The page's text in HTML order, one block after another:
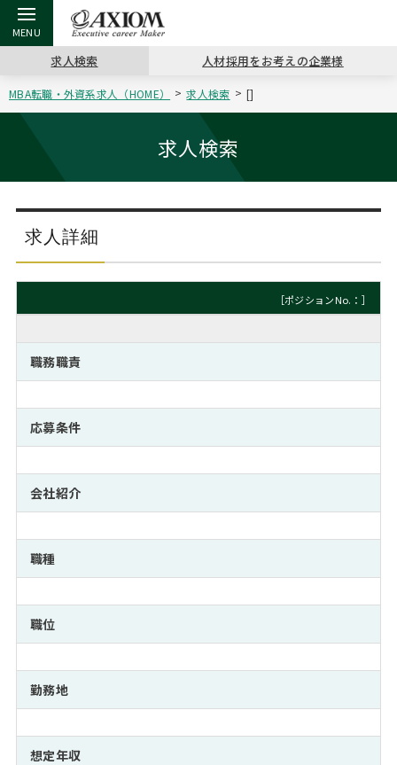
戻る
アクシアムの特長
コンサ
サービス案内 キャリ
コンサルタントの紹介
戻る
キャリア支援 TOP
キャリアデザイン講座
（最新求人市場動向）
MBAの
おわり
ステージ別アドバイス
MBA留学生数の推移
日本か
インターン受入企業一覧
MBAを生かす求人特集
年齢と年収の相関図
戻る
転職ツール TOP
英文レジュメの書き方 パワー
職務経歴書の書き方
よくある面接Q&A集
外資系／面接攻略のコツ
戻る
転職コラム TOP
“展”職相談室
転職市場の明日をよめ
転職成功への4つの鍵
キャリアに効く一冊
注目企業インタビュー
戻る
イベント・セミナー TOP
ジョブフェア
キャリアデザインセミナー
キャリアフォーラム
プロ経営者の特別セミナー
Career Talk Live
MBA NETWORKING
戻る
会社概要 TOP
沿革
主なクライアント
採用情報
パブリシティ
ニュースリリース
求人検索 人材採用をお考えの企業様
MBA転職・外資系求人（HOME） 求人検索 []
求人検索
求人詳細
［ポジションNo.：］
職務職責
応募条件
会社紹介
職種
職位
勤務地
想定年収